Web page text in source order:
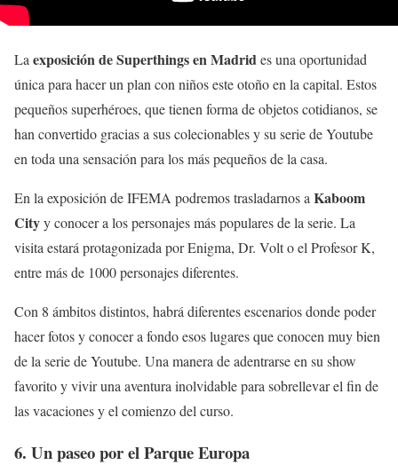
La exposición de Superthings en Madrides una oportunidad
única para hacer un plan con niños este otoño en la capital. Estos
pequeños superhéroes, que tienen forma de objetos cotidianos, se
han convertido gracias a sus colecionables y su serie de Youtube
en toda una sensación para los más pequeños de la casa.
En la exposición de IFEMA podremos trasladarnos a Kaboom
Cityy conocer a los personajes más populares de la serie. La
visita estará protagonizada por Enigma, Dr. Volt o el Profesor K,
entre más de 1000 personajes diferentes.
Con 8 ámbitos distintos, habrá diferentes escenarios donde poder
hacer fotos y conocer a fondo esos lugares que conocen muy bien
de la serie de Youtube. Una manera de adentrarse en su show
favorito y vivir una aventura inolvidable para sobrellevar el fin de
las vacaciones y el comienzo del curso.
6. Un paseo por el Parque Europa